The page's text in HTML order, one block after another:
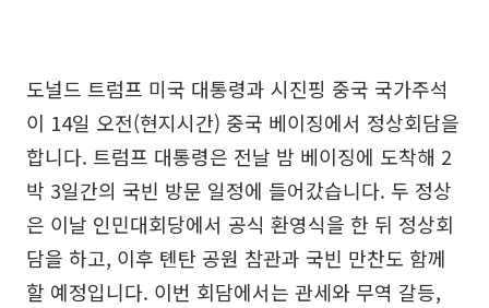
도널드 트럼프 미국 대통령과 시진핑 중국 국가주석
이 14일 오전(현지시간) 중국 베이징에서 정상회담을
합니다. 트럼프 대통령은 전날 밤 베이징에 도착해 2
박 3일간의 국빈 방문 일정에 들어갔습니다. 두 정상
은 이날 인민대회당에서 공식 환영식을 한 뒤 정상회
담을 하고, 이후 톈탄 공원 참관과 국빈 만찬도 함께
할 예정입니다. 이번 회담에서는 관세와 무역 갈등,